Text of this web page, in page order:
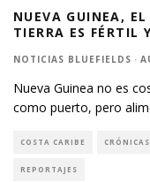
NUEVA GUINEA,
TIERRA ES FÉRTIL
NOTICIAS BLUEFIELDS ·
Nueva Guinea no es
como puerto, pero
COSTA CARIBE CRÓNICAS
REPORTAJES